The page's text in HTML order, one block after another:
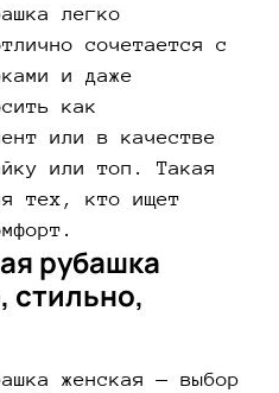
легко
сочетается с
и даже
как
или в качестве
или топ. Такая
тех, кто ищет
рубашка
стильно,
женская — выбор